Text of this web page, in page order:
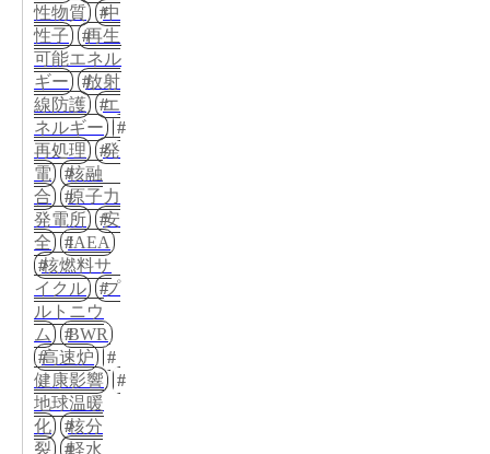
性物質
中
性子
再生
可能エネル
ギー
放射
線防護
エ
ネルギー
再処理
発
電
核融
合
原子力
発電所
安
全
IAEA
核燃料サ
イクル
プ
ルトニウ
ム
BWR
高速炉
健康影響
地球温暖
化
核分
裂
軽水